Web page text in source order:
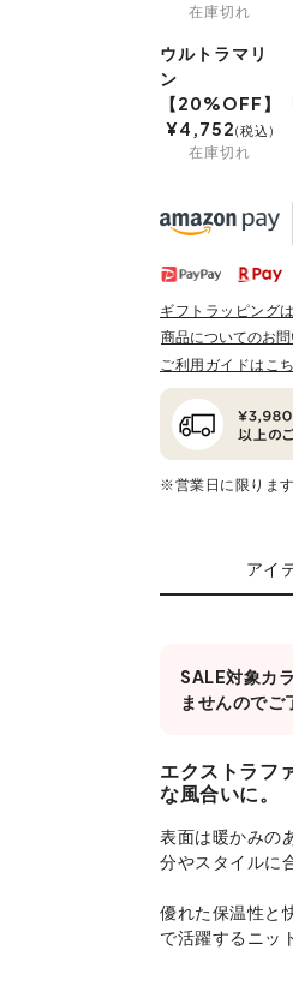
在庫切れ
ウルトラマリ
ン
【20%OFF】
¥4,752 税込
在庫切れ
ギフトラッピング
商品についてのお
ご利用ガイドはこ
※営業日に限ります
アイ
SALE対象カ
ませんのでご
エクストラフ
な風合いに。
表面は暖かみの
分やスタイルに
優れた保温性と
で活躍するニッ